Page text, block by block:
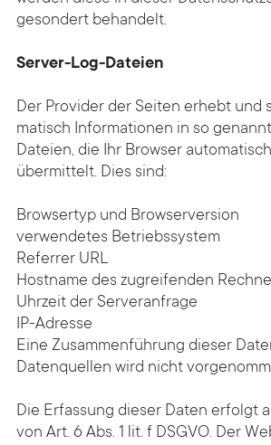
gesondert be­handelt.
Server-Log-Dateien
Der Provider der Seiten erhebt
matisch Informationen in so
Dateien, die Ihr Browser
übermittelt. Dies sind:
Browsertyp und Browserversion
verwendetes Betriebssystem
Referrer URL
Hostname des zugreifenden
Uhrzeit der Serveranfrage
IP-Adresse
Eine Zusammenführung dieser
Datenquellen wird nicht
Die Erfassung dieser Daten erfolgt
von Art. 6 Abs. 1 lit. f DSGVO. Der